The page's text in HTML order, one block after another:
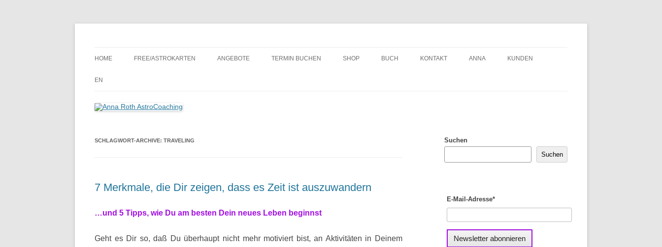
Inhalt
HOME FREE/ASTROKARTEN ANGEBOTE TERMIN BUCHEN SHOP BUCH KONTAKT ANNA KUNDEN
EN
SCHLAGWORT-ARCHIVE: TRAVELING
7 Merkmale, die Dir zeigen, dass es Zeit ist auszuwandern
…und 5 Tipps, wie Du am besten Dein neues Leben beginnst
Geht es Dir so, daß Du überhaupt nicht mehr motiviert bist, an Aktivitäten in Deinem
Suchen
Suchen
E-Mail-Adresse*